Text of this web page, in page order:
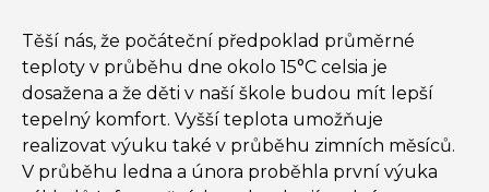
Těší nás, že počáteční předpoklad průměrné
teploty v průběhu dne okolo 15°C celsia je
dosažena a že děti v naší škole budou mít lepší
tepelný komfort. Vyšší teplota umožňuje
realizovat výuku také v průběhu zimních měsíců.
V průběhu ledna a února proběhla první výuka